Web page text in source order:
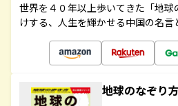
世界を４０年以上歩いてきた「地
けする、人生を輝かせる中国の名言
地球のなぞ